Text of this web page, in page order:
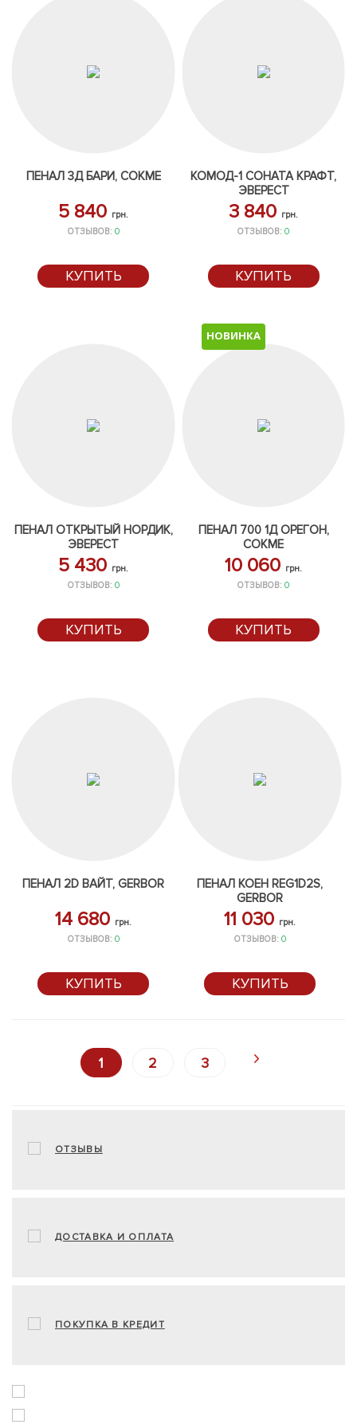
ПЕНАЛ 3Д БАРИ, СОКМЕ
5 840 грн.
ОТЗЫВОВ: 0
КУПИТЬ
КОМОД-1 СОНАТА КРАФТ,
ЭВЕРЕСТ
3 840 грн.
ОТЗЫВОВ:0
КУПИТЬ
ПЕНАЛ ОТКРЫТЫЙ НОРДИК,
ЭВЕРЕСТ
5 430 грн.
ОТЗЫВОВ: 0
КУПИТЬ
НОВИНКА
ПЕНАЛ 700 1Д ОРЕГОН,
СОКМЕ
10 060 грн.
ОТЗЫВОВ:0
КУПИТЬ
ПЕНАЛ 2D ВАЙТ, GERBOR
14 680 грн.
ОТЗЫВОВ: 0
КУПИТЬ
ПЕНАЛ КОЕН REG1D2S,
GERBOR
11 030 грн.
ОТЗЫВОВ: 0
КУПИТЬ
1 2 3
ОТЗЫВЫ
ДОСТАВКА И ОПЛАТА
ПОКУПКА В КРЕДИТ